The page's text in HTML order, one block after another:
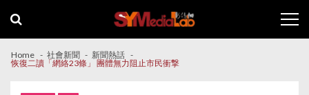
navigation
content
Home 社會新聞
新聞熱話
恢復二讀「網絡23條」 團體無力阻止市民衝撃